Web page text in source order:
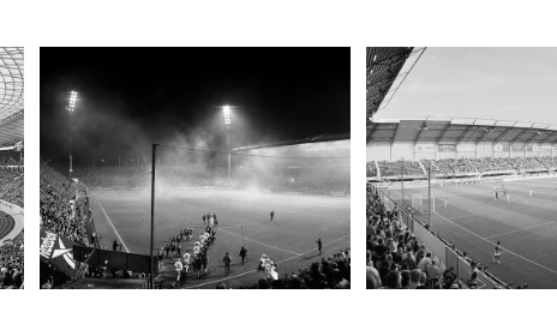
Bökelbergstadion, Mönchengladbach
1998
Energieteam Arena,
2010